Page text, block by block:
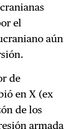
el
aún
de
en X (ex
de los
armada